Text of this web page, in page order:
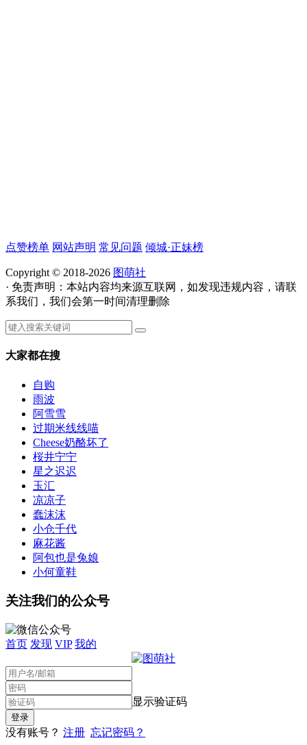
点赞榜单 网站声明 常见问题 倾城·正妹榜
Copyright © 2018-2026 图萌社
· 免责声明：本站内容均来源互联网，如发现违规内容，请联
系我们，我们会第一时间清理删除
大家都在搜
自购
雨波
阿雪雪
过期米线线喵
Cheese奶酪坏了
桜井宁宁
星之迟迟
玉汇
凉凉子
蠢沫沫
小仓千代
麻花酱
阿包也是兔娘
小何童鞋
关注我们的公众号
首页 发现 VIP 我的
显示验证码
没有账号？ 注册 忘记密码？